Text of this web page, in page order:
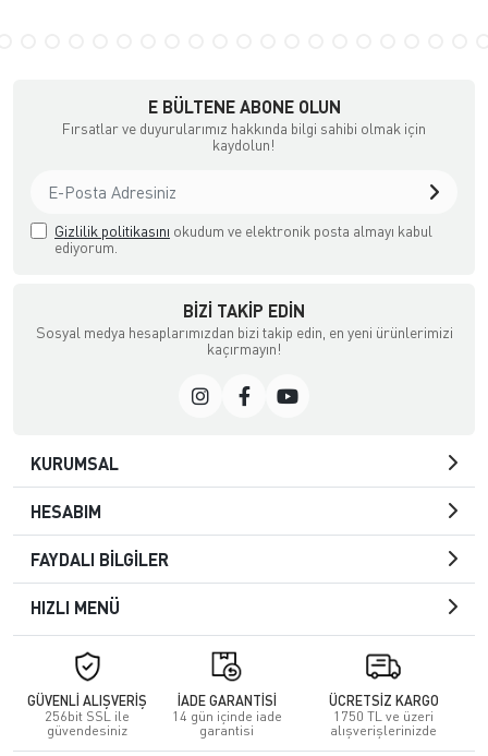
E BÜLTENE ABONE OLUN
Fırsatlar ve duyurularımız hakkında bilgi sahibi olmak için
kaydolun!
Gizlilik politikasını okudum ve elektronik posta almayı kabul
ediyorum.
BIZI TAKIP EDIN
Sosyal medya hesaplarımızdan bizi takip edin, en yeni ürünlerimizi
kaçırmayın!
KURUMSAL
HESABIM
FAYDALI BİLGİLER
HIZLI MENÜ
GÜVENLİ ALIŞVERİŞ
256bit SSL ile
güvendesiniz
İADE GARANTİSİ
14 gün içinde iade
garantisi
ÜCRETSİZ KARGO
1750 TL ve üzeri
alışverişlerinizde